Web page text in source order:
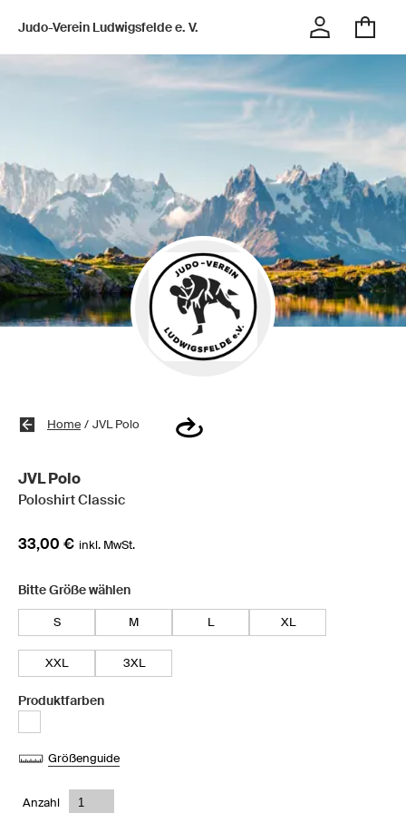
Judo-Verein Ludwigsfelde e. V.
Home / JVL Polo
JVL Polo
Poloshirt Classic
33,00 € inkl. MwSt.
Bitte Größe wählen
S M L XL
XXL 3XL
Produktfarben
Größenguide
Anzahl